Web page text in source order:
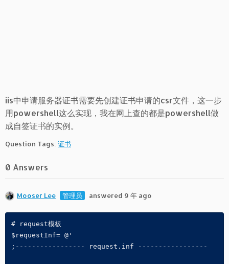
iis中申请服务器证书需要先创建证书申请的csr文件，这一步
用powershell这么实现，我在网上查的都是powershell做
成自签证书的实例。
Question Tags: 证书
0 Answers
Mooser Lee 管理员 answered 9 年 ago
# request模板
$requestInf= @'
;----------------- request.inf -----------------